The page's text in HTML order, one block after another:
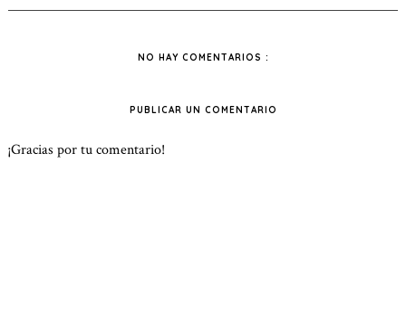
NO HAY COMENTARIOS :
PUBLICAR UN COMENTARIO
¡Gracias por tu comentario!